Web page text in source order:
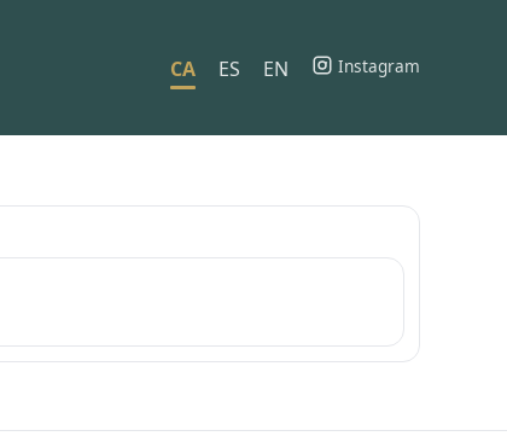
CA ES EN Instagram